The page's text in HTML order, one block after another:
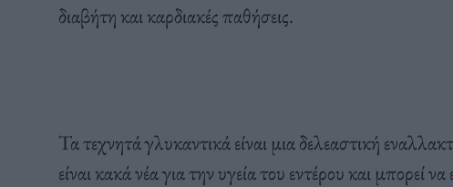
διαβήτη και καρδιακές παθήσεις.
Τα τεχνητά γλυκαντικά είναι μια δελεαστική
είναι κακά νέα για την υγεία του εντέρου και μπορεί